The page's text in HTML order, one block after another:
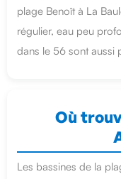
plage Benoît à La
régulier, eau peu
dans le 56 sont aussi
Où
Les bassines de la